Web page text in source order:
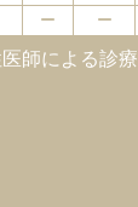
ー ー
師による診療